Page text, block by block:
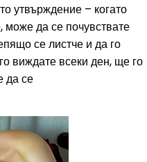
утвърждение – когато
може да се почувствате
се листче и да го
виждате всеки ден, ще го
да се